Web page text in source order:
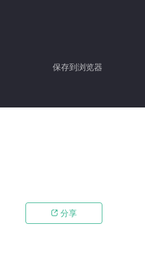
保存到浏览器
 分享